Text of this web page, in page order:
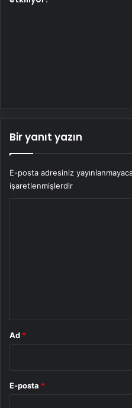
Bir yanıt yazın
E-posta adresiniz
işaretlenmişlerdir
Ad *
E-posta *